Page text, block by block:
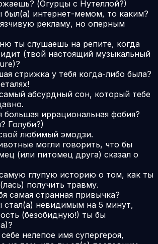
(Огурцы с Нутеллой?)
был(а) интернет-мемом, то каким?
рекламу, но оперным
ты слушаешь на репите, когда
(твой настоящий музыкальный
стрижка у тебя когда-либо была?
абсурдный сон, который тебе
большая иррациональная фобия?
Голуби?)
любимый эмодзи.
могли говорить, что бы
(или питомец друга) сказал о
глупую историю о том, как ты
получить травму.
самая странная привычка?
стал(а) невидимым на 5 минут,
(безобидную!) ты бы
нелепое имя супергероя,